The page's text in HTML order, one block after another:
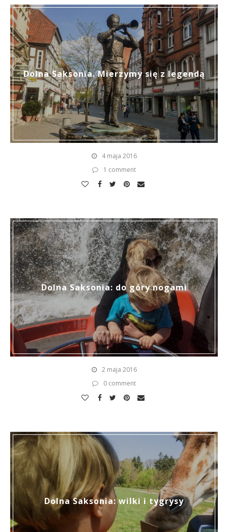
Dolna Saksonia. Mierzymy się z legendą
4 maja 2016
1 comment
Dolna Saksonia: do góry nogami
2 maja 2016
0 comment
Dolna Saksonia: wilki i tygrysy